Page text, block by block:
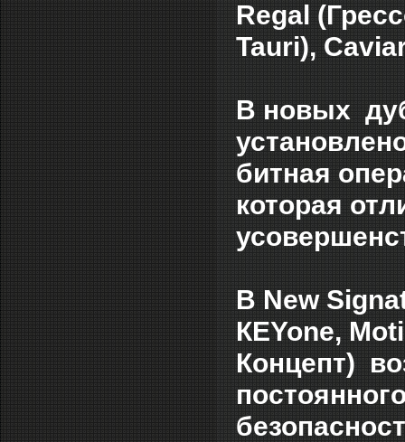
Regal
Tauri),
В новых
битная
которая
В New
КЕYone,
Концепт)